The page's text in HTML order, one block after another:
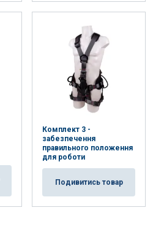
Комплект 3 -
забезпечення
правильного положення
для роботи
Подивитись товар